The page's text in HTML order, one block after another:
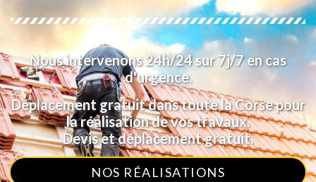
Nous intervenons 24h/24 sur 7j/7 en cas
d'urgence.
Déplacement gratuit dans toute la Corse pour
la réalisation de vos travaux.
Devis et déplacement gratuit.
NOS RÉALISATIONS